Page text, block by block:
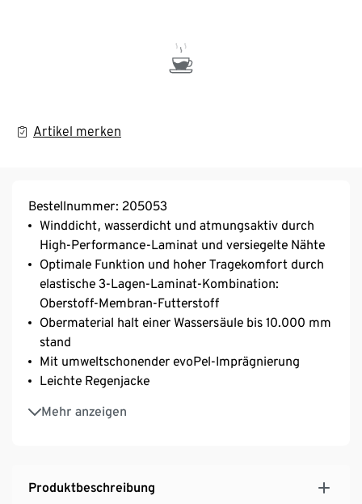
Artikel merken
Bestellnummer: 205053
Winddicht, wasserdicht und atmungsaktiv durch
High-Performance-Laminat und versiegelte Nähte
Optimale Funktion und hoher Tragekomfort durch
elastische 3-Lagen-Laminat-Kombination:
Oberstoff-Membran-Futterstoff
Obermaterial halt einer Wassersäule bis 10.000 mm
stand
Mit umweltschonender evoPel-Imprägnierung
Leichte Regenjacke
Mehr anzeigen
Mit wasserdichtem Frontreißverschluss
2 seitliche, wasserdichte Reißverschlusstaschen
Produktbeschreibung